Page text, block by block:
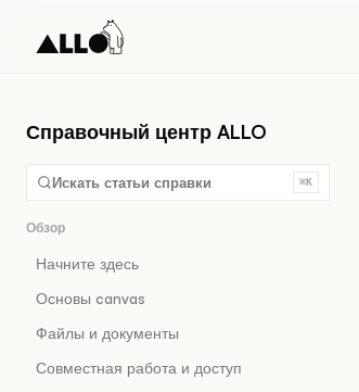
Справочный центр ALLO
Искать статьи справки ⌘K
Обзор
Начните здесь
Основы canvas
Файлы и документы
Совместная работа и доступ